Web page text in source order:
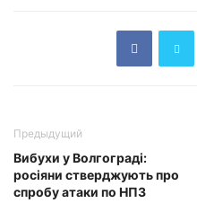
Предыдущий
Вибухи у Волгограді:
росіяни стверджують про
спробу атаки по НПЗ